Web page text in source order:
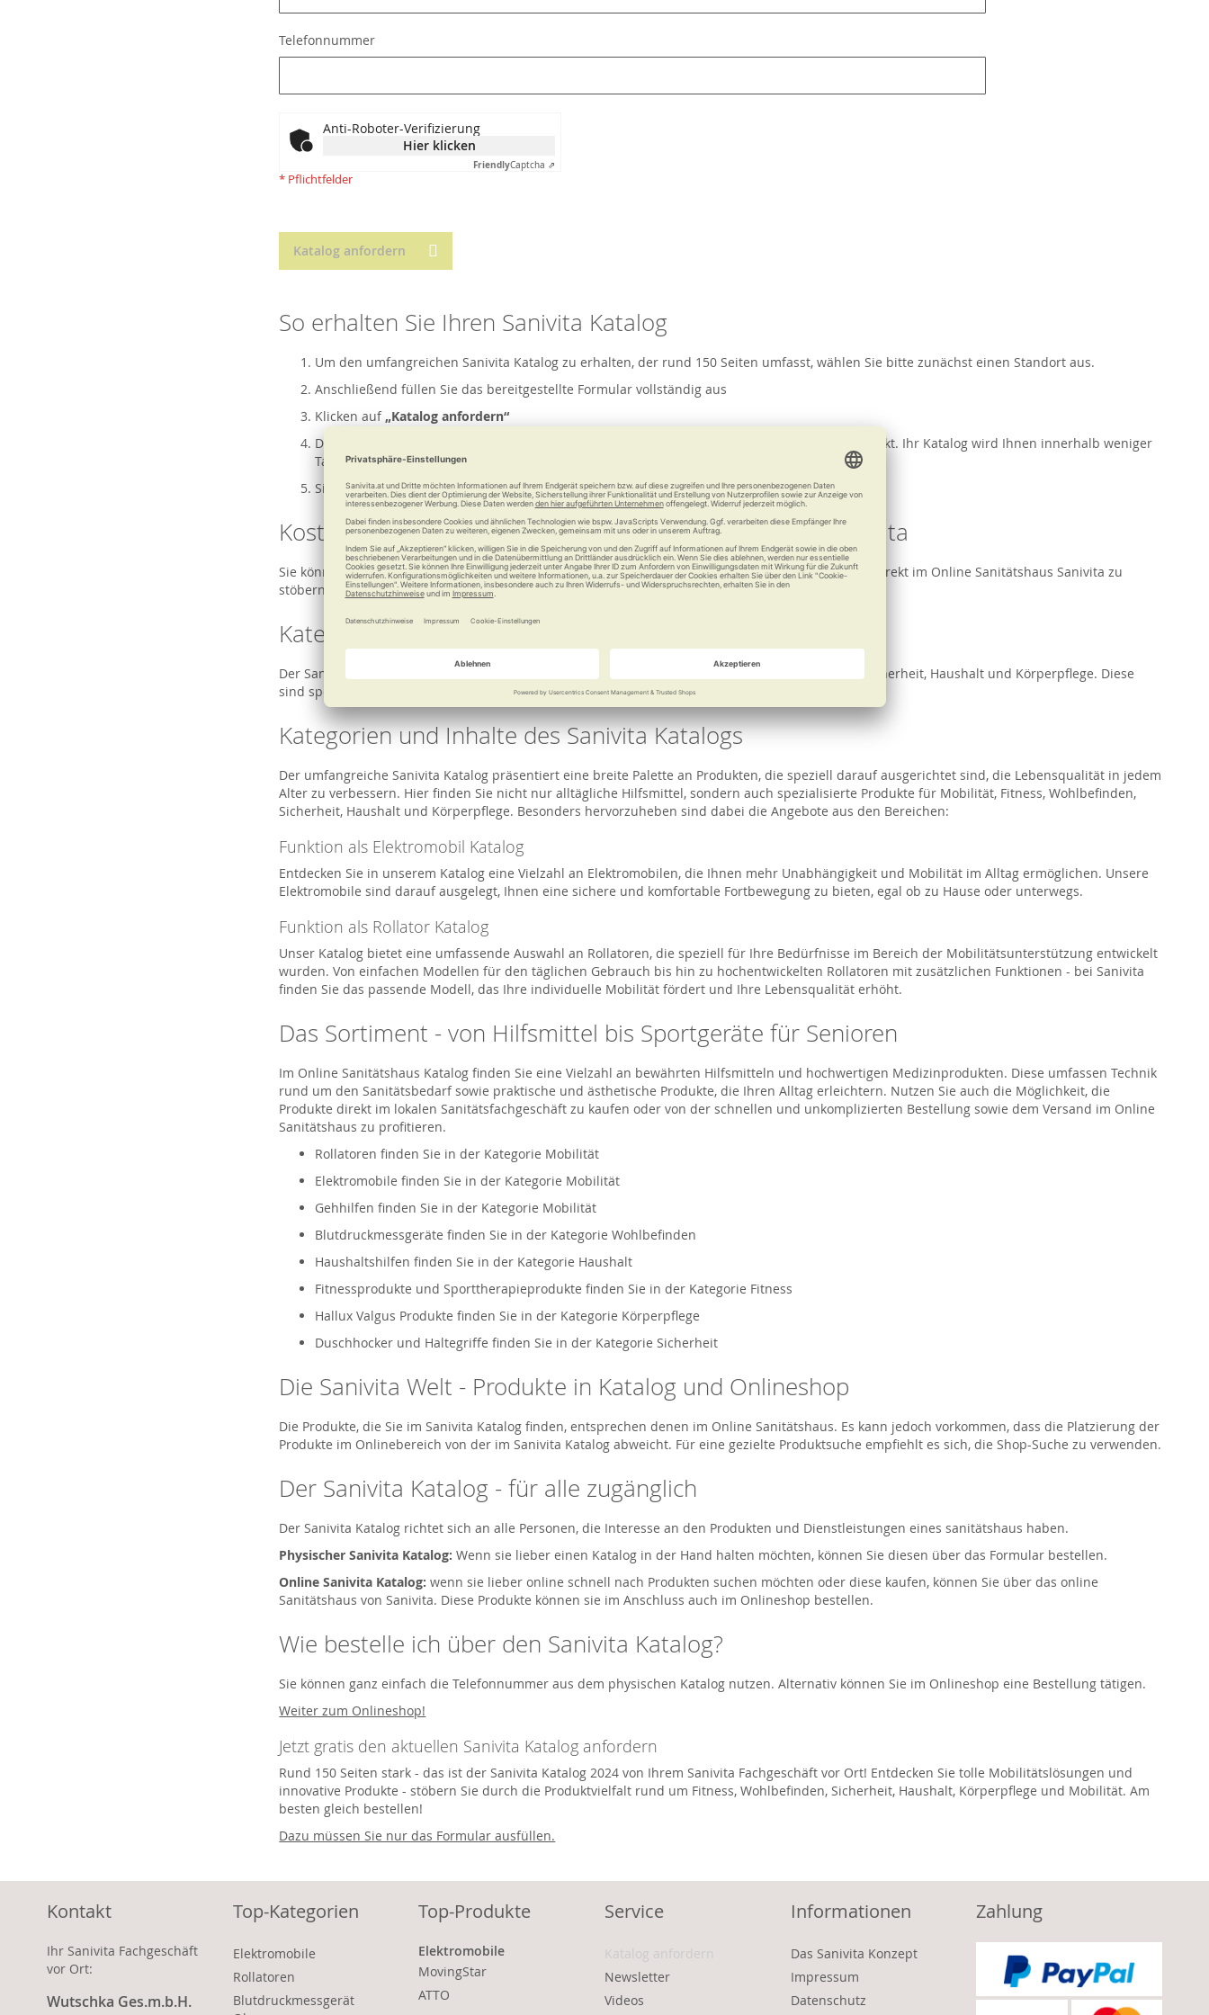
Telefonnummer
Anti-Roboter-Verifizierung
Hier klicken
FriendlyCaptcha ⇗
* Pflichtfelder
Katalog anfordern
So erhalten Sie Ihren Sanivita Katalog
Um den umfangreichen Sanivita Katalog zu erhalten, der rund 150 Seiten umfasst, wählen Sie bitte zunächst einen Standort aus.
Anschließend füllen Sie das bereitgestellte Formular vollständig aus
Klicken auf„Katalog anfordern“
Die Kataloge werden dann von einem Sanitätsfachgeschäft in Ihrer Nähe versandfertig verpackt. Ihr Katalog wird Ihnen innerhalb weniger
Tage kostenlos zugesendet.
Sie erhalten den Katalog an die angegebene Adresse.
Kostenfreiheit des Online Sanitätshaus Katalogs von Sanivita
Sie können den aktuellen Sanivita Katalog kostenlos anfordern. Alternativ besteht die Möglichkeit, direkt im Online Sanitätshaus Sanivita zu
stöbern und Produkte zu bestellen.
Kategorien und Inhalte des Sanivita Katalogs
Der Sanivita Katalog bietet eine breite Palette an Produkten für Mobilität, Fitness, Wohlbefinden, Sicherheit, Haushalt und Körperpflege. Diese
sind speziell darauf ausgerichtet, die Lebensqualität in jedem Alter zu verbessern.
Kategorien und Inhalte des Sanivita Katalogs
Der umfangreiche Sanivita Katalog präsentiert eine breite Palette an Produkten, die speziell darauf ausgerichtet sind, die Lebensqualität in jedem
Alter zu verbessern. Hier finden Sie nicht nur alltägliche Hilfsmittel, sondern auch spezialisierte Produkte für Mobilität, Fitness, Wohlbefinden,
Sicherheit, Haushalt und Körperpflege. Besonders hervorzuheben sind dabei die Angebote aus den Bereichen:
Funktion als Elektromobil Katalog
Entdecken Sie in unserem Katalog eine Vielzahl an Elektromobilen, die Ihnen mehr Unabhängigkeit und Mobilität im Alltag ermöglichen. Unsere
Elektromobile sind darauf ausgelegt, Ihnen eine sichere und komfortable Fortbewegung zu bieten, egal ob zu Hause oder unterwegs.
Funktion als Rollator Katalog
Unser Katalog bietet eine umfassende Auswahl an Rollatoren, die speziell für Ihre Bedürfnisse im Bereich der Mobilitätsunterstützung entwickelt
wurden. Von einfachen Modellen für den täglichen Gebrauch bis hin zu hochentwickelten Rollatoren mit zusätzlichen Funktionen - bei Sanivita
finden Sie das passende Modell, das Ihre individuelle Mobilität fördert und Ihre Lebensqualität erhöht.
Das Sortiment - von Hilfsmittel bis Sportgeräte für Senioren
Im Online Sanitätshaus Katalog finden Sie eine Vielzahl an bewährten Hilfsmitteln und hochwertigen Medizinprodukten. Diese umfassen Technik
rund um den Sanitätsbedarf sowie praktische und ästhetische Produkte, die Ihren Alltag erleichtern. Nutzen Sie auch die Möglichkeit, die
Produkte direkt im lokalen Sanitätsfachgeschäft zu kaufen oder von der schnellen und unkomplizierten Bestellung sowie dem Versand im Online
Sanitätshaus zu profitieren.
Rollatoren finden Sie in der Kategorie Mobilität
Elektromobile finden Sie in der Kategorie Mobilität
Gehhilfen finden Sie in der Kategorie Mobilität
Blutdruckmessgeräte finden Sie in der Kategorie Wohlbefinden
Haushaltshilfen finden Sie in der Kategorie Haushalt
Fitnessprodukte und Sporttherapieprodukte finden Sie in der Kategorie Fitness
Hallux Valgus Produkte finden Sie in der Kategorie Körperpflege
Duschhocker und Haltegriffe finden Sie in der Kategorie Sicherheit
Die Sanivita Welt - Produkte in Katalog und Onlineshop
Die Produkte, die Sie im Sanivita Katalog finden, entsprechen denen im Online Sanitätshaus. Es kann jedoch vorkommen, dass die Platzierung der
Produkte im Onlinebereich von der im Sanivita Katalog abweicht. Für eine gezielte Produktsuche empfiehlt es sich, die Shop-Suche zu verwenden.
Der Sanivita Katalog - für alle zugänglich
Der Sanivita Katalog richtet sich an alle Personen, die Interesse an den Produkten und Dienstleistungen eines sanitätshaus haben.
Physischer Sanivita Katalog: Wenn sie lieber einen Katalog in der Hand halten möchten, können Sie diesen über das Formular bestellen.
Online Sanivita Katalog: wenn sie lieber online schnell nach Produkten suchen möchten oder diese kaufen, können Sie über das online
Sanitätshaus von Sanivita. Diese Produkte können sie im Anschluss auch im Onlineshop bestellen.
Wie bestelle ich über den Sanivita Katalog?
Sie können ganz einfach die Telefonnummer aus dem physischen Katalog nutzen. Alternativ können Sie im Onlineshop eine Bestellung tätigen.
Weiter zum Onlineshop!
Jetzt gratis den aktuellen Sanivita Katalog anfordern
Rund 150 Seiten stark - das ist der Sanivita Katalog 2024 von Ihrem Sanivita Fachgeschäft vor Ort! Entdecken Sie tolle Mobilitätslösungen und
innovative Produkte - stöbern Sie durch die Produktvielfalt rund um Fitness, Wohlbefinden, Sicherheit, Haushalt, Körperpflege und Mobilität. Am
besten gleich bestellen!
Dazu müssen Sie nur das Formular ausfüllen.
Kontakt
Ihr Sanivita Fachgeschäft
vor Ort:
Wutschka Ges.m.b.H.
Top-Kategorien
Elektromobile
Rollatoren
Blutdruckmessgerät
Top-Produkte
Elektromobile
MovingStar
ATTO
Service
Katalog anfordern
Newsletter
Videos
Informationen
Das Sanivita Konzept
Impressum
Datenschutz
Zahlung